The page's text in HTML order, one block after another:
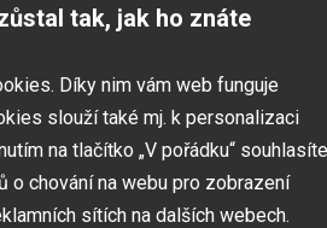
Vaši
tak, jak ho znáte
Díky nim vám web funguje
slouží také mj. k personalizaci
na tlačítko „V pořádku“ souhlasíte
o chování na webu pro zobrazení
sítích na dalších webech.